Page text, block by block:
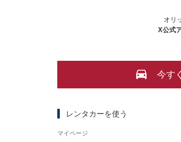
オリ
X公式
今す
レンタカーを使う
マイページ